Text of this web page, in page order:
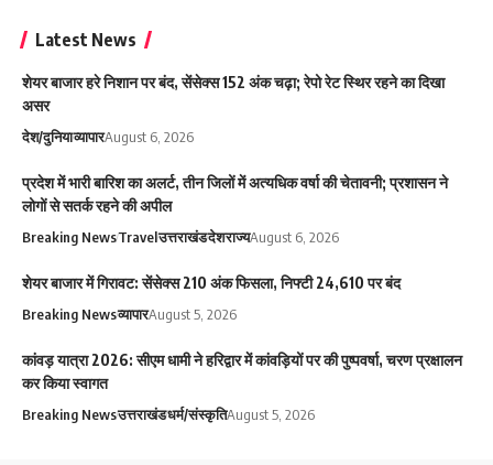
Latest News
शेयर बाजार हरे निशान पर बंद, सेंसेक्स 152 अंक चढ़ा; रेपो रेट स्थिर रहने का दिखा
असर
देश/दुनियाव्यापारAugust 6, 2026
प्रदेश में भारी बारिश का अलर्ट, तीन जिलों में अत्यधिक वर्षा की चेतावनी; प्रशासन ने
लोगों से सतर्क रहने की अपील
Breaking NewsTravelउत्तराखंडदेशराज्यAugust 6, 2026
शेयर बाजार में गिरावट: सेंसेक्स 210 अंक फिसला, निफ्टी 24,610 पर बंद
Breaking Newsव्यापारAugust 5, 2026
कांवड़ यात्रा 2026: सीएम धामी ने हरिद्वार में कांवड़ियों पर की पुष्पवर्षा, चरण प्रक्षालन
कर किया स्वागत
Breaking Newsउत्तराखंडधर्म/संस्कृतिAugust 5, 2026